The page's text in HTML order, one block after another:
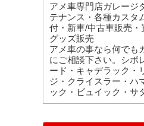
アメ車専門店ガレージ
テナンス・各種カスタ
付・新車/中古車販売
グッズ販売
アメ車の事なら何でも
にご相談下さい。シボ
ード・キャデラック・
ジ・クライスラー・ハ
ック・ビュイック・サ